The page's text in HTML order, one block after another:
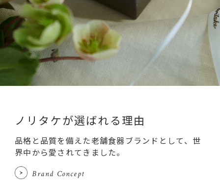
ノリタケが選ばれる理由
品格と品質を備えた老舗食器ブランドとして、世
界中から愛されてきました。
Brand Concept